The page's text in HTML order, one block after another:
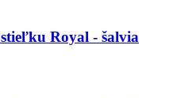
Royal - šalvia